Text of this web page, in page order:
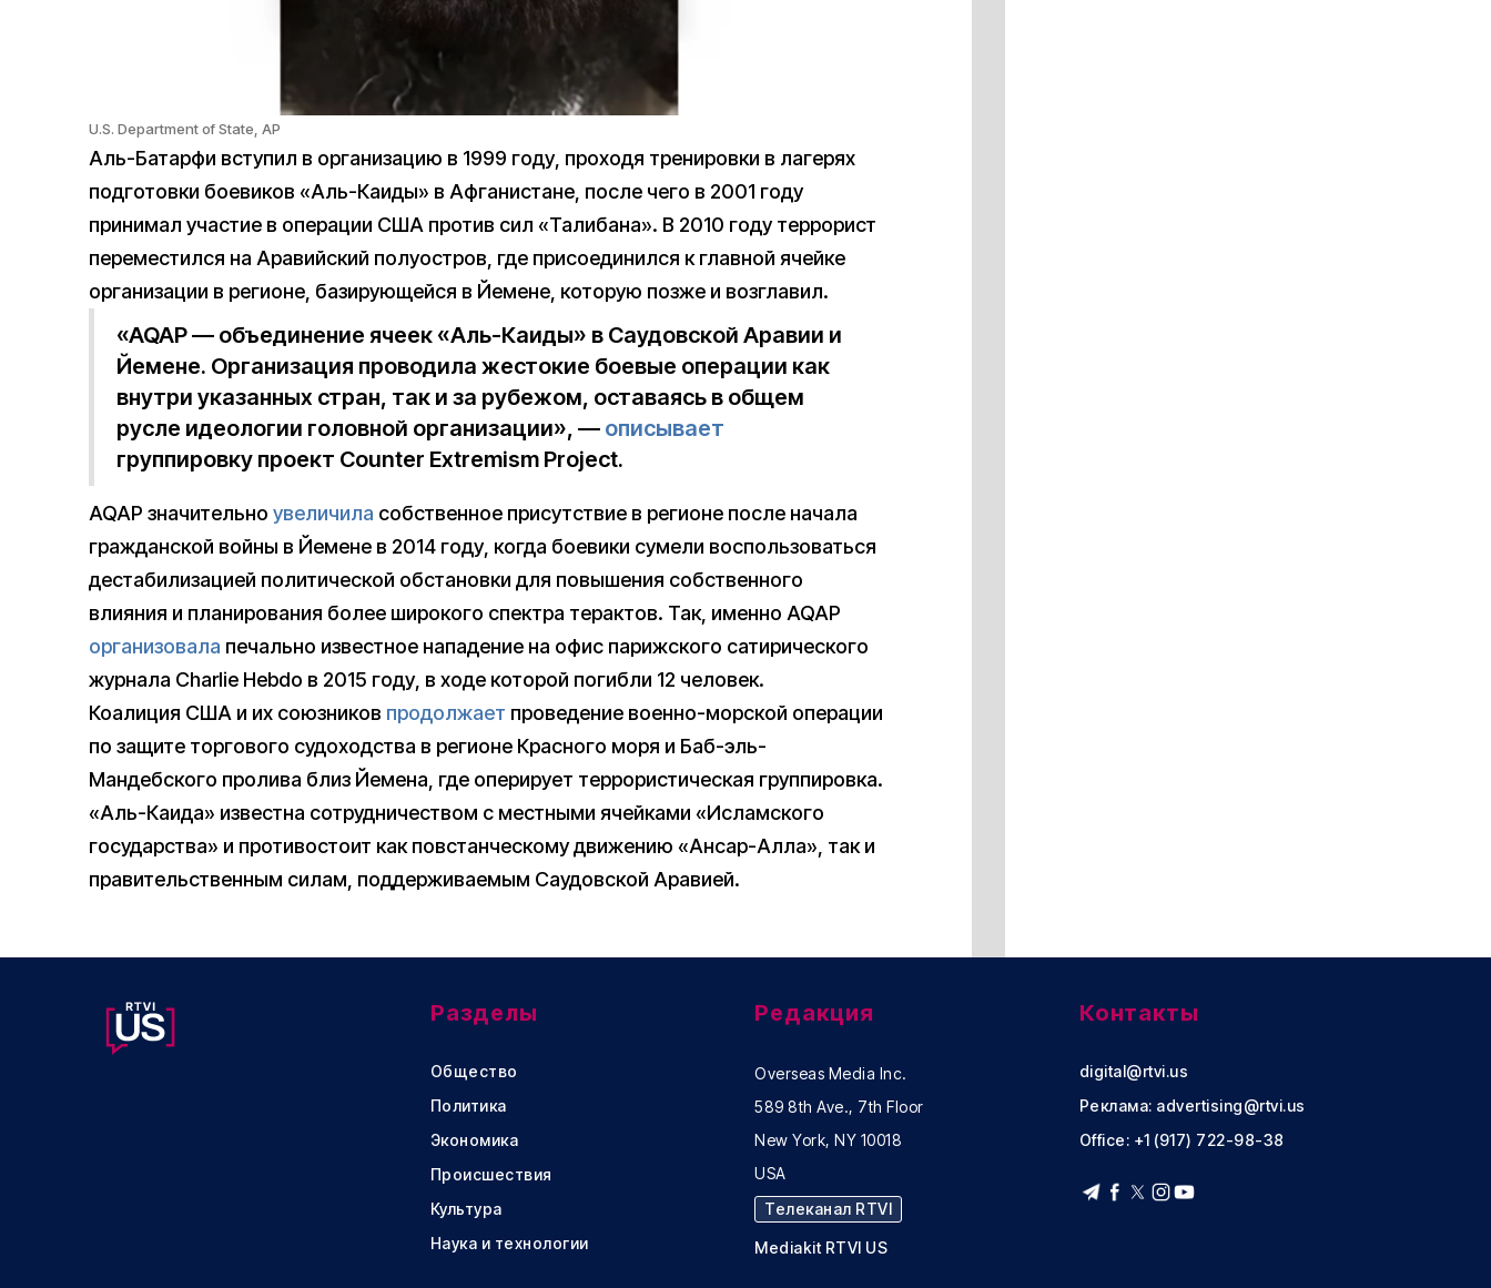
U.S. Department of State, AP
Аль-Батарфи вступил в организацию в 1999 году, проходя тренировки в лагерях
подготовки боевиков «Аль-Каиды» в Афганистане, после чего в 2001 году
принимал участие в операции США против сил «Талибана». В 2010 году террорист
переместился на Аравийский полуостров, где присоединился к главной ячейке
организации в регионе, базирующейся в Йемене, которую позже и возглавил.
«AQAP — объединение ячеек «Аль-Каиды» в Саудовской Аравии и
Йемене. Организация проводила жестокие боевые операции как
внутри указанных стран, так и за рубежом, оставаясь в общем
русле идеологии головной организации», — описывает
группировку проект Counter Extremism Project.
AQAP значительно увеличила собственное присутствие в регионе после начала
гражданской войны в Йемене в 2014 году, когда боевики сумели воспользоваться
дестабилизацией политической обстановки для повышения собственного
влияния и планирования более широкого спектра терактов. Так, именно AQAP
организовала печально известное нападение на офис парижского сатирического
журнала Charlie Hebdo в 2015 году, в ходе которой погибли 12 человек.
Коалиция США и их союзников продолжает проведение военно-морской операции
по защите торгового судоходства в регионе Красного моря и Баб-эль-
Мандебского пролива близ Йемена, где оперирует террористическая группировка.
«Аль-Каида» известна сотрудничеством с местными ячейками «Исламского
государства» и противостоит как повстанческому движению «Ансар-Алла», так и
правительственным силам, поддерживаемым Саудовской Аравией.
Разделы
Общество
Политика
Экономика
Происшествия
Культура
Наука и технологии
Редакция
Overseas Media Inc.
589 8th Ave., 7th Floor
New York, NY 10018
USA
Телеканал RTVI
Mediakit RTVI US
Контакты
digital@rtvi.us
Реклама: advertising@rtvi.us
Office: +1 (917) 722-98-38